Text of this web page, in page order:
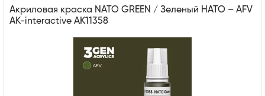
Акриловая краска NATO GREEN / Зеленый НАТО – AFV
АК-interactive AK11358